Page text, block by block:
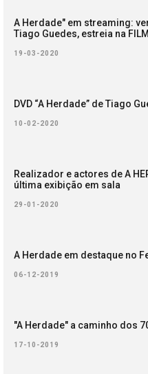
A Herdade" em streaming:
Tiago Guedes, estreia na
19-03-2020
DVD “A Herdade” de Tiago
10-02-2020
Realizador e actores de A
última exibição em sala
29-01-2020
A Herdade em destaque no
06-12-2019
"A Herdade" a caminho dos
17-10-2019